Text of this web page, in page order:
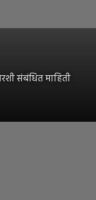
संबंधित माहिती